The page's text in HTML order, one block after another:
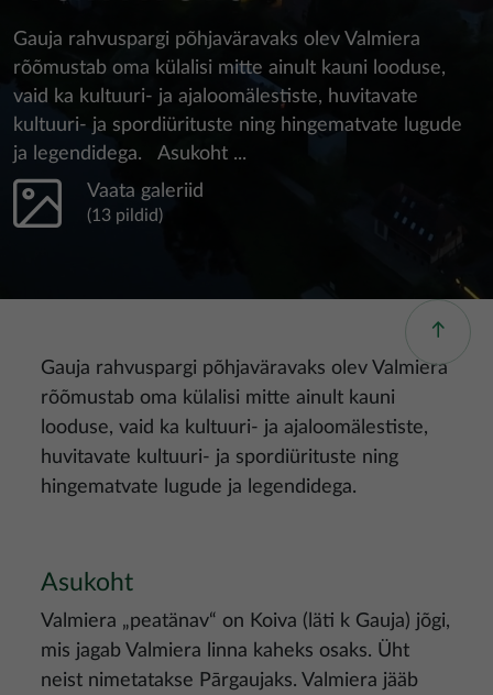
Gauja rahvuspargi põhjaväravaks olev Valmiera
rõõmustab oma külalisi mitte ainult kauni looduse,
vaid ka kultuuri- ja ajaloomälestiste, huvitavate
kultuuri- ja spordiürituste ning hingematvate lugude
ja legendidega. Asukoht ...
Vaata galeriid
(13 pildid)
Gauja rahvuspargi põhjaväravaks olev Valmiera
rõõmustab oma külalisi mitte ainult kauni
looduse, vaid ka kultuuri- ja ajaloomälestiste,
huvitavate kultuuri- ja spordiürituste ning
hingematvate lugude ja legendidega.
Asukoht
Valmiera „peatänav“ on Koiva (läti k Gauja) jõgi,
mis jagab Valmiera linna kaheks osaks. Üht
neist nimetatakse Pārgaujaks. Valmiera jääb